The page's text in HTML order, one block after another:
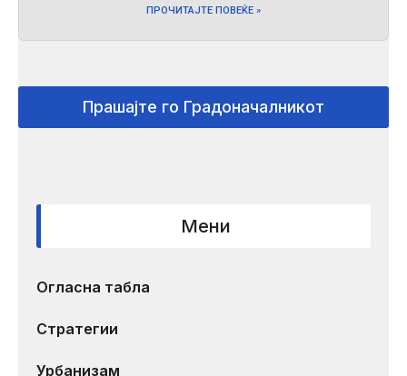
ПРОЧИТАЈТЕ ПОВЕЌЕ »
Прашајте го Градоначалникот
Мени
Огласна табла
Стратегии
Урбанизам